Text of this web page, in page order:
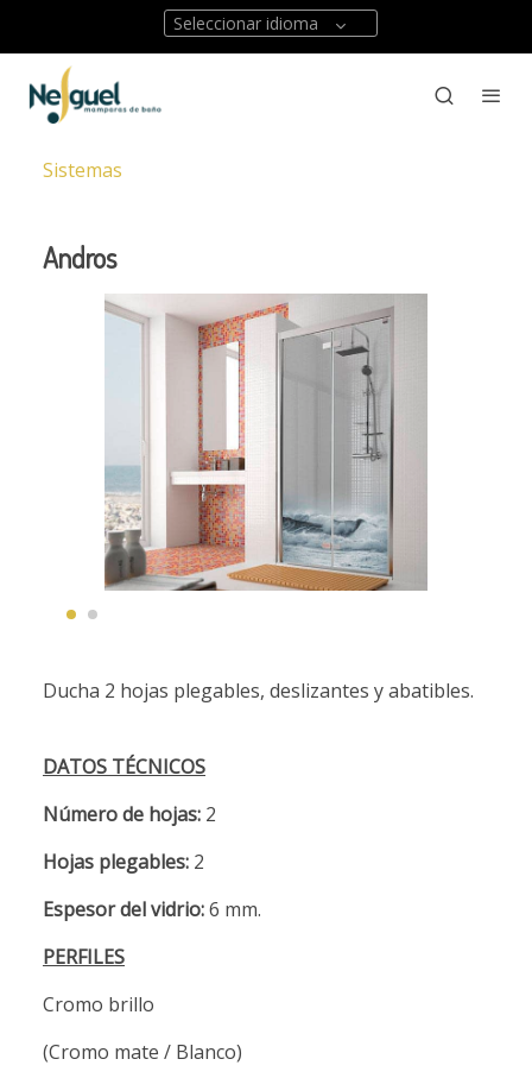
Seleccionar idioma
Sistemas
Andros
Ducha 2 hojas plegables, deslizantes y abatibles.
DATOS TÉCNICOS
Número de hojas: 2
Hojas plegables: 2
Espesor del vidrio:6 mm.
PERFILES
Cromo brillo
(Cromo mate / Blanco)